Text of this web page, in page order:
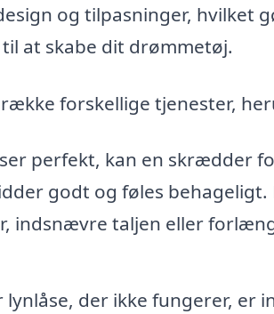
og tilpasninger, hvilket
at skabe dit drømmetøj.
forskellige tjenester,
perfekt, kan en skrædder
godt og føles behageligt.
indsnævre taljen eller
der ikke fungerer, er